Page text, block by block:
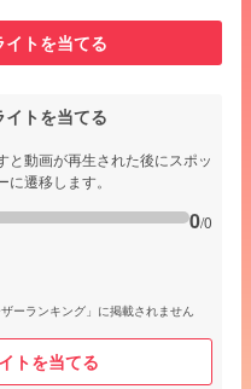
トを当てる
トを当てる
と動画が再生された後にスポッ
遷移します。
0/0
ーランキング」に掲載されません
トを当てる